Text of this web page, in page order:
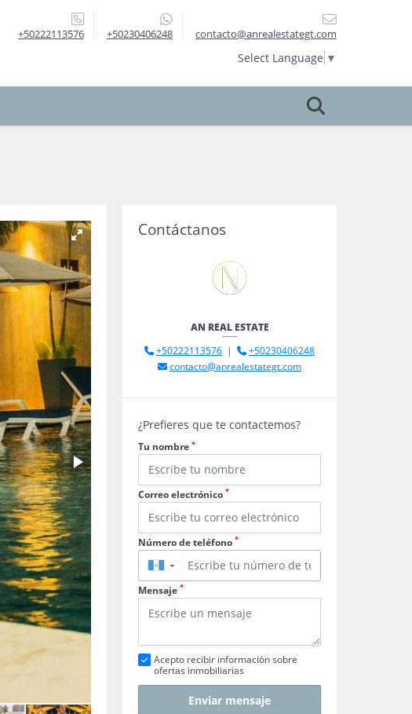
+50222113576 +50230406248 contacto@anrealestategt.com
Select Language ▼
Contáctanos
AN REAL ESTATE
+50222113576 |
+50230406248
contacto@anrealestategt.com
¿Prefieres que te contactemos?
Tu nombre *
Correo electrónico *
Número de teléfono *
▼
Mensaje *
Acepto recibir información sobre
ofertas inmobiliarias
Enviar mensaje